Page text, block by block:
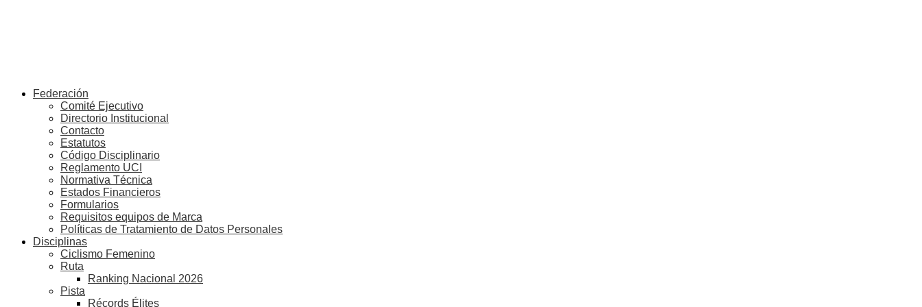
Federación
Comité Ejecutivo
Directorio Institucional
Contacto
Estatutos
Código Disciplinario
Reglamento UCI
Normativa Técnica
Estados Financieros
Formularios
Requisitos equipos de Marca
Políticas de Tratamiento de Datos Personales
Disciplinas
Ciclismo Femenino
Ruta
Ranking Nacional 2026
Pista
Récords Élites